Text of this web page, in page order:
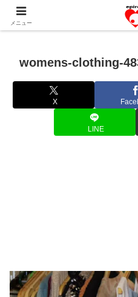
恋愛共感エピソード。あなた
womens-clothing-
X
LINE
メニュー